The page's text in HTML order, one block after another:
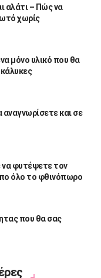
αλάτι – Πώς να
χωρίς
μόνο υλικό που θα
και σε
φυτέψετε τον
όλο το φθινόπωρο
που θα σας